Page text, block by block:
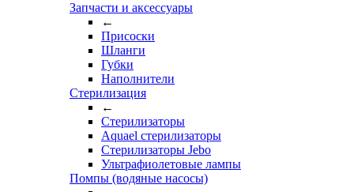
Запчасти и аксессуары
←
Присоски
Шланги
Губки
Наполнители
Стерилизация
←
Стерилизаторы
Aquael стерилизаторы
Стерилизаторы Jebo
Ультрафиолетовые лампы
Помпы (водяные насосы)